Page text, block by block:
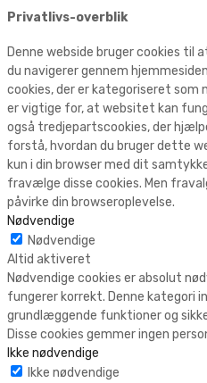
Privatlivs-overblik
Denne webside bruger cookies til
du navigerer gennem
cookies, der er kategoriseret som
er vigtige for, at websitet kan
også tredjepartscookies, der
forstå, hvordan du bruger dette
kun i din browser med dit
fravælge disse cookies. Men
påvirke din browseroplevelse.
Nødvendige
Nødvendige
Altid aktiveret
Nødvendige cookies er absolut
fungerer korrekt. Denne kategori
grundlæggende funktioner og
Disse cookies gemmer ingen
Ikke nødvendige
Ikke nødvendige